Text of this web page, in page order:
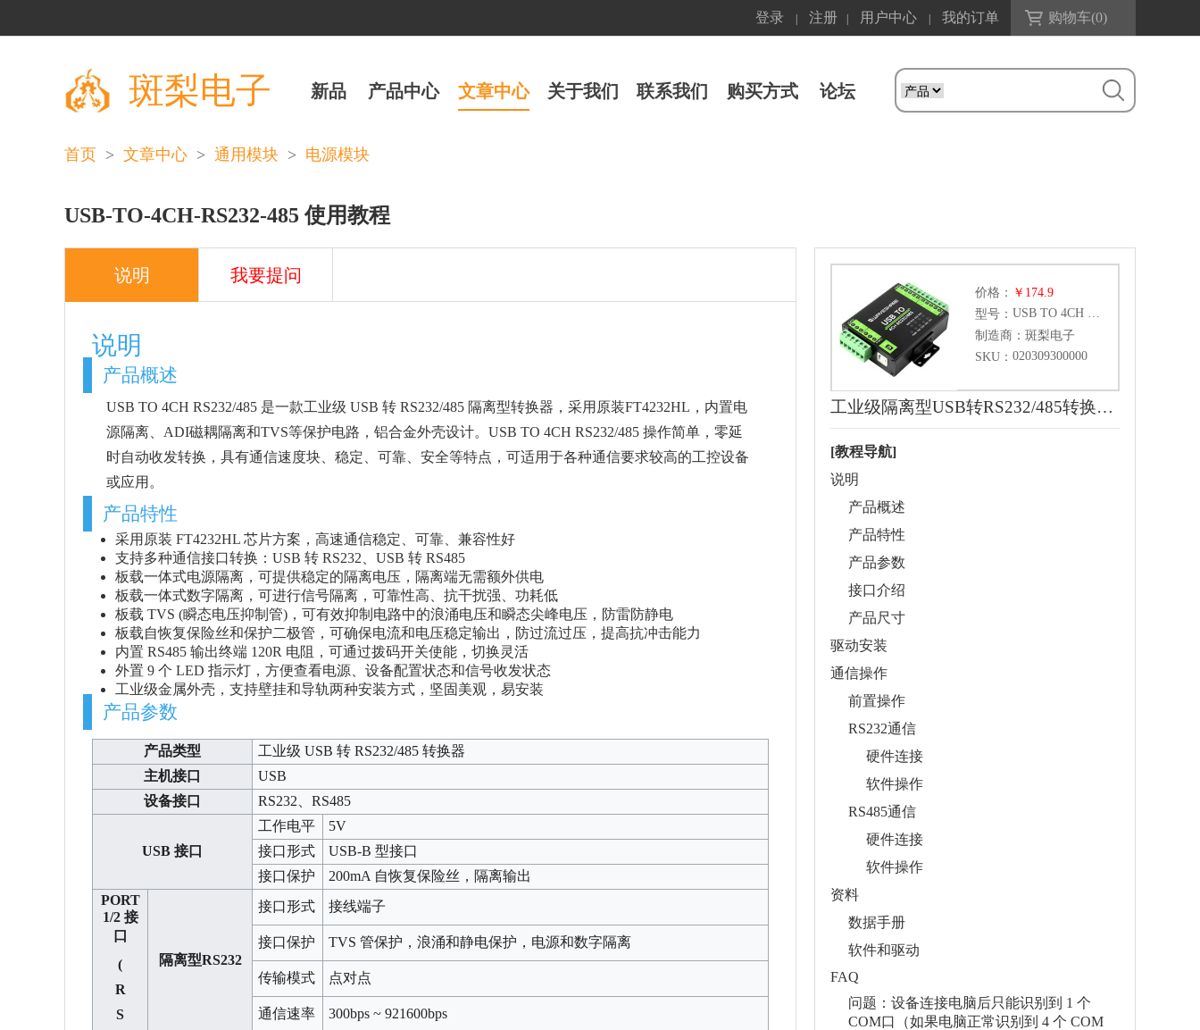
登录 注册 用户中心 我的订单 购物车(0)
斑梨电子 新品 产品中心 文章中心 关于我们 联系我们 购买方式 论坛
首页 > 文章中心 > 通用模块 > 电源模块
USB-TO-4CH-RS232-485 使用教程
说明 我要提问
说明
产品概述
USB TO 4CH RS232/485 是一款工业级 USB 转 RS232/485 隔离型转换器，采用原装FT4232HL，内置电
源隔离、ADI磁耦隔离和TVS等保护电路，铝合金外壳设计。USB TO 4CH RS232/485 操作简单，零延
时自动收发转换，具有通信速度块、稳定、可靠、安全等特点，可适用于各种通信要求较高的工控设备
或应用。
产品特性
采用原装 FT4232HL 芯片方案，高速通信稳定、可靠、兼容性好
支持多种通信接口转换：USB 转 RS232、USB 转 RS485
板载一体式电源隔离，可提供稳定的隔离电压，隔离端无需额外供电
板载一体式数字隔离，可进行信号隔离，可靠性高、抗干扰强、功耗低
板载 TVS (瞬态电压抑制管)，可有效抑制电路中的浪涌电压和瞬态尖峰电压，防雷防静电
板载自恢复保险丝和保护二极管，可确保电流和电压稳定输出，防过流过压，提高抗冲击能力
内置 RS485 输出终端 120R 电阻，可通过拨码开关使能，切换灵活
外置 9 个 LED 指示灯，方便查看电源、设备配置状态和信号收发状态
工业级金属外壳，支持壁挂和导轨两种安装方式，坚固美观，易安装
产品参数
产品类型
工业级 USB 转 RS232/485 转换器
主机接口
USB
设备接口
RS232、RS485
USB 接口
工作电平
5V
接口形式
USB-B 型接口
接口保护
200mA 自恢复保险丝，隔离输出
PORT
1/2 接
口
(
R
S
隔离型RS232
接口形式 接线端子
接口保护 TVS 管保护，浪涌和静电保护，电源和数字隔离
传输模式 点对点
通信速率 300bps ~ 921600bps
价格： ￥174.9
型号：
制造商： 斑梨电子
SKU： 020309300000
工业级隔离型USB转RS232/485转换器 支持USB转2路RS232+2路RS232/485 原装FT4232HL
[教程导航]
说明
产品概述
产品特性
产品参数
接口介绍
产品尺寸
驱动安装
通信操作
前置操作
RS232通信
硬件连接
软件操作
RS485通信
硬件连接
软件操作
资料
数据手册
软件和驱动
FAQ
问题：设备连接电脑后只能识别到 1 个
COM口（如果电脑正常识别到 4 个 COM